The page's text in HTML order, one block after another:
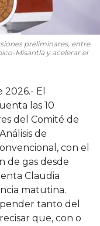
preliminares, entre
Misantla y acelerar el
El
las 10
del Comité de
de
con el
de gas desde
Claudia
matutina.
tanto del
que, con o